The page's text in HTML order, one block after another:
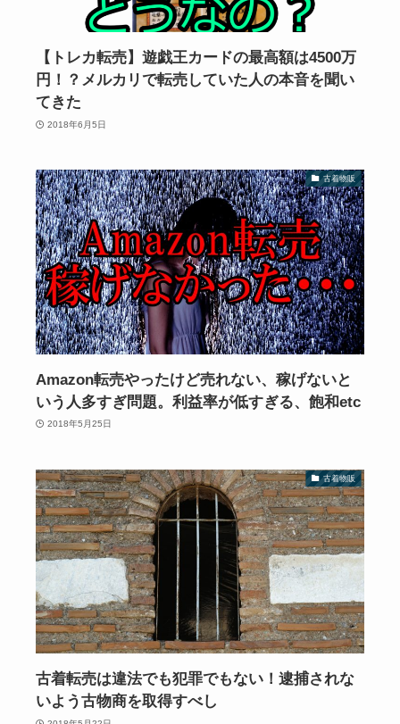
【トレカ転売】遊戯王カードの最高額は4500万
円！？メルカリで転売していた人の本音を聞い
てきた
2018年6月5日
古着物販
Amazon転売やったけど売れない、稼げないと
いう人多すぎ問題。利益率が低すぎる、飽和etc
2018年5月25日
古着物販
古着転売は違法でも犯罪でもない！逮捕されな
いよう古物商を取得すべし